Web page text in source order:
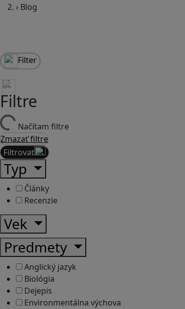
› Blog
Filter
Filtre
Načítam filtre
Zmazať filtre
Filtrovať
Typ
Články
Recenzie
Vek
Predmety
Anglický jazyk
Biológia
Dejepis
Environmentálna výchova